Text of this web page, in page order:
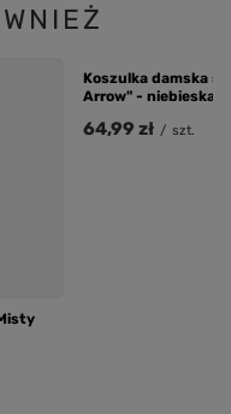
Koszulka damska
Arrow" - niebieska
64,99 zł / szt.